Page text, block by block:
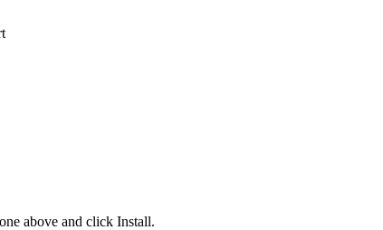
above and click Install.